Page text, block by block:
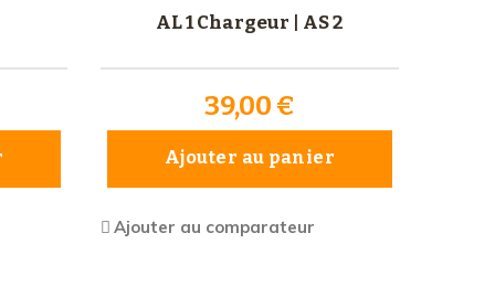
AL 1 Chargeur | AS 2
39,00 €
Ajouter au panier
Ajouter au comparateur